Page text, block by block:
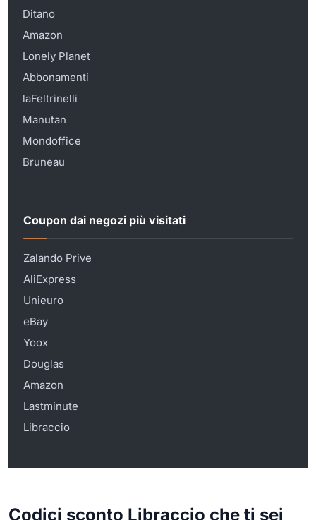
Ditano
Amazon
Lonely Planet
Abbonamenti
laFeltrinelli
Manutan
Mondoffice
Bruneau
Coupon dai negozi più visitati
Zalando Prive
AliExpress
Unieuro
eBay
Yoox
Douglas
Amazon
Lastminute
Libraccio
Codici sconto Libraccio che ti sei